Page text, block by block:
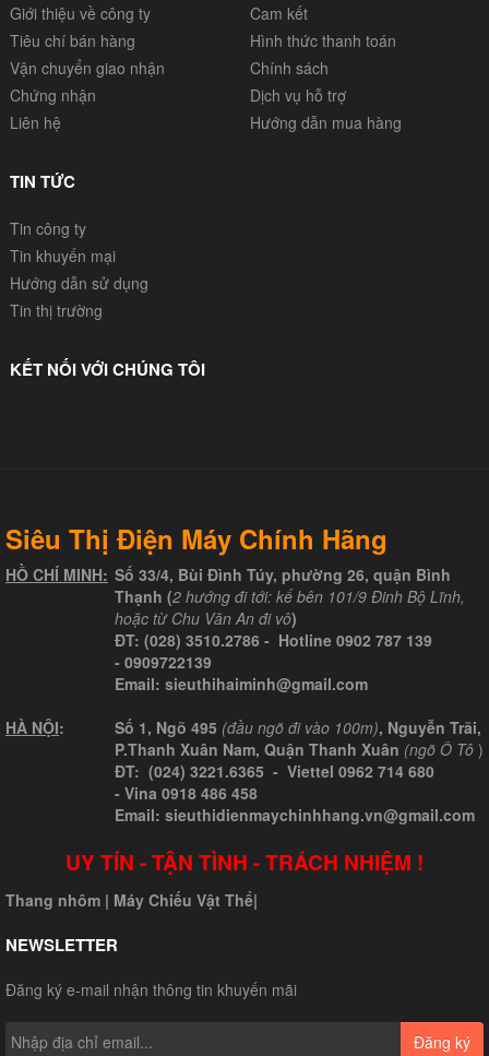
Giới thiệu về công ty
Tiêu chí bán hàng
Vận chuyển giao nhận
Chứng nhận
Liên hệ
Cam kết
Hình thức thanh toán
Chính sách
Dịch vụ hỗ trợ
Hướng dẫn mua hàng
TIN TỨC
Tin công ty
Tin khuyến mại
Hướng dẫn sử dụng
Tin thị trường
KẾT NỐI VỚI CHÚNG TÔI
Siêu Thị Điện Máy Chính Hãng
HỒ CHÍ MINH: Số 33/4, Bùi Đình Túy, phường 26, quận Bình
Thạnh (2 hướng đi tới: kế bên 101/9 Đinh Bộ Lĩnh,
hoặc từ Chu Văn An đi vô)
ĐT: (028) 3510.2786 - Hotline 0902 787 139
- 0909722139
Email: sieuthihaiminh@gmail.com
HÀ NỘI: Số 1, Ngõ 495 (đầu ngõ đi vào 100m), Nguyễn Trãi,
P.Thanh Xuân Nam, Quận Thanh Xuân (ngõ Ô Tô )
ĐT: (024) 3221.6365 - Viettel 0962 714 680
- Vina 0918 486 458
Email: sieuthidienmaychinhhang.vn@gmail.com
UY TÍN - TẬN TÌNH - TRÁCH NHIỆM !
Thang nhôm | Máy Chiếu Vật Thể|
NEWSLETTER
Đăng ký e-mail nhận thông tin khuyến mãi
Đăng ký